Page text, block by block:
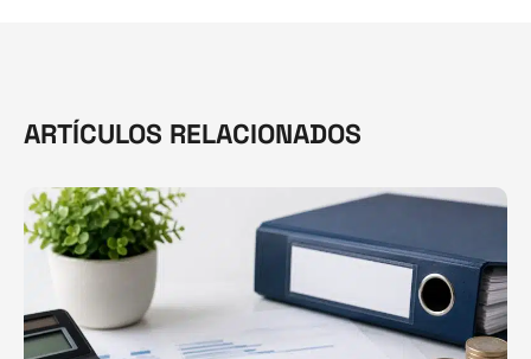
ARTÍCULOS RELACIONADOS